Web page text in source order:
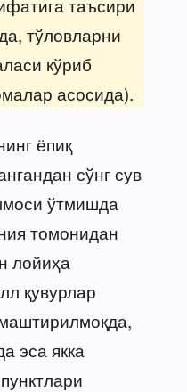
тўловларни
кўриб
асосида).
ёпиқ
сўнг сув
ўтмишда
томонидан
лойиҳа
қувурлар
эса якка